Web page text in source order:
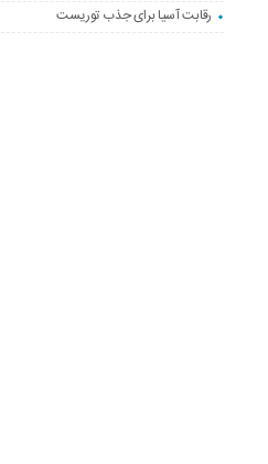
رقابت آسیا برای جذب توریست